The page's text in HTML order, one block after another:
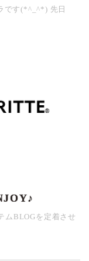
です(*^_^*) 先日
ムBLOGを定着させ